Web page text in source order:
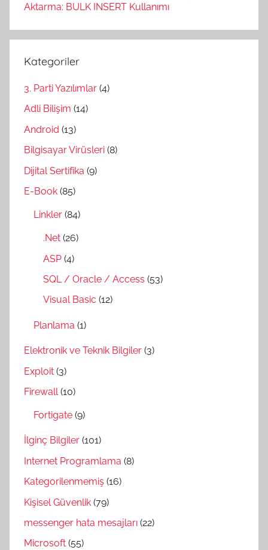
Aktarma: BULK INSERT Kullanımı
Kategoriler
3. Parti Yazılımlar (4)
Adli Bilişim (14)
Android (13)
Bilgisayar Virüsleri (8)
Dijital Sertifika (9)
E-Book (85)
Linkler (84)
.Net (26)
ASP (4)
SQL / Oracle / Access (53)
Visual Basic (12)
Planlama (1)
Elektronik ve Teknik Bilgiler (3)
Exploit (3)
Firewall(10)
Fortigate (9)
İlginç Bilgiler (101)
Internet Programlama (8)
Kategorilenmemiş (16)
Kişisel Güvenlik (79)
messenger hata mesajları (22)
Microsoft (55)